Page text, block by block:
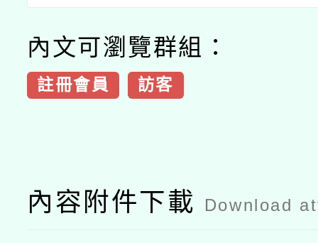
內文可瀏覽群組：
註冊會員 訪客
內容附件下載 Download